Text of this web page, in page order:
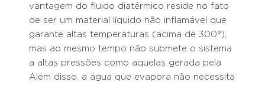
vantagem do fluido diatérmico reside no fato
de ser um material líquido não inflamável que
garante altas temperaturas (acima de 300°),
mas ao mesmo tempo não submete o sistema
a altas pressões como aquelas gerada pela
Além disso, a água que evapora não necessita